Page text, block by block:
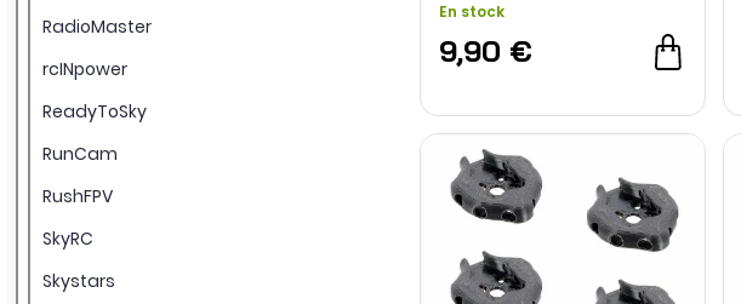
RadioMaster
rcINpower
ReadyToSky
RunCam
RushFPV
SkyRC
Skystars
En stock
9,90 €